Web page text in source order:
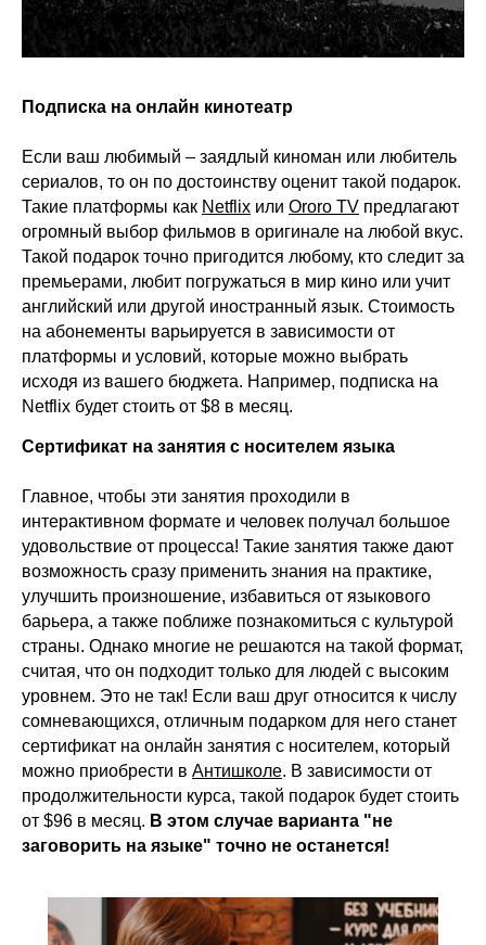
Подписка на онлайн кинотеатр
Если ваш любимый – заядлый киноман или любитель
сериалов, то он по достоинству оценит такой подарок.
Такие платформы как Netflix или Ororo TV предлагают
огромный выбор фильмов в оригинале на любой вкус.
Такой подарок точно пригодится любому, кто следит за
премьерами, любит погружаться в мир кино или учит
английский или другой иностранный язык. Стоимость
на абонементы варьируется в зависимости от
платформы и условий, которые можно выбрать
исходя из вашего бюджета. Например, подписка на
Netflix будет стоить от $8 в месяц.
Сертификат на занятия с носителем языка
Главное, чтобы эти занятия проходили в
интерактивном формате и человек получал большое
удовольствие от процесса! Такие занятия также дают
возможность сразу применить знания на практике,
улучшить произношение, избавиться от языкового
барьера, а также поближе познакомиться с культурой
страны. Однако многие не решаются на такой формат,
считая, что он подходит только для людей с высоким
уровнем. Это не так! Если ваш друг относится к числу
сомневающихся, отличным подарком для него станет
сертификат на онлайн занятия с носителем, который
можно приобрести в Антишколе. В зависимости от
продолжительности курса, такой подарок будет стоить
от $96 в месяц. В этом случае варианта "не
заговорить на языке" точно не останется!